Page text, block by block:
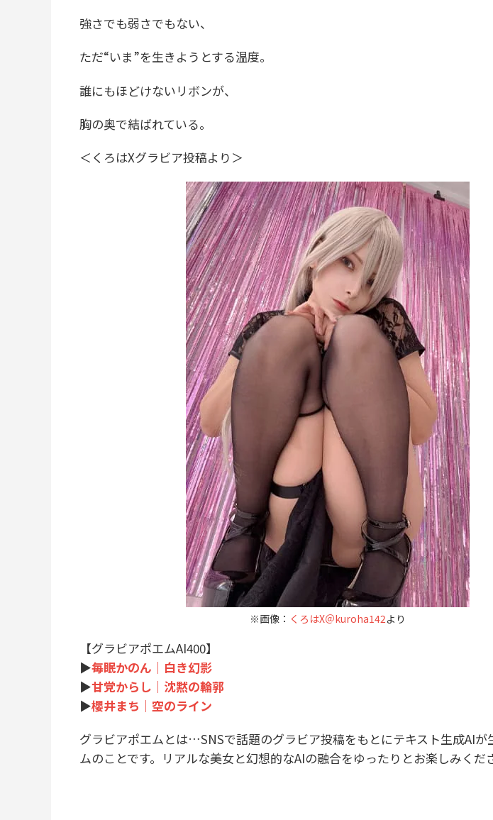
強さでも弱さでもない、
ただ“いま”を生きようとする温度。
誰にもほどけないリボンが、
胸の奥で結ばれている。
＜くろはXグラビア投稿より＞
※画像： くろはX＠kuroha142より
【グラビアポエムAI400】
▶︎毎眠かのん｜白き幻影
▶︎甘党からし｜沈黙の輪郭
▶︎櫻井まち｜空のライン
グラビアポエムとは…SNSで話題のグラビア投稿をもとにテキスト生成AIが
ムのことです。リアルな美女と幻想的なAIの融合をゆったりとお楽しみくだ